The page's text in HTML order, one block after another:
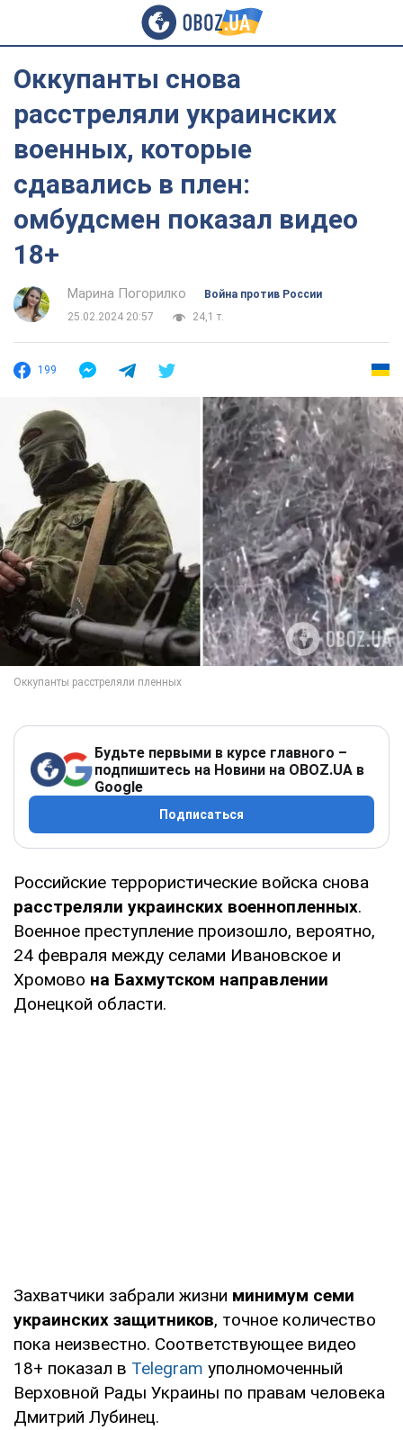
Оккупанты снова
расстреляли украинских
военных, которые
сдавались в плен:
омбудсмен показал видео
18+
Марина Погорилко
Война против России
25.02.2024 20:57
24,1 т.
199
Будьте первыми в курсе главного –
подпишитесь на Новини на OBOZ.UA в
Google
Подписаться
Российские террористические войска снова
расстреляли украинских военнопленных.
Военное преступление произошло, вероятно,
24 февраля между селами Ивановское и
Хромово на Бахмутском направлении
Донецкой области.
Захватчики забрали жизни минимум семи
украинских защитников, точное количество
пока неизвестно. Соответствующее видео
18+ показал в Telegram уполномоченный
Верховной Рады Украины по правам человека
Дмитрий Лубинец.